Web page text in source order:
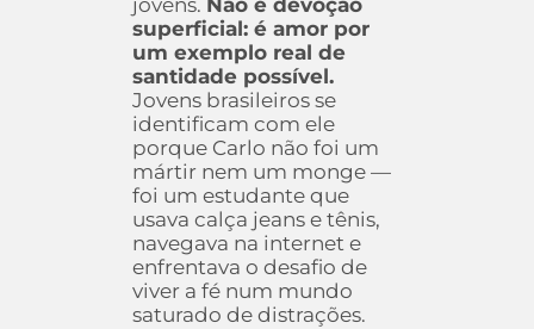
jovens. Não é devoção
superficial: é amor por
um exemplo real de
santidade possível.
Jovens brasileiros se
identificam com ele
porque Carlo não foi um
mártir nem um monge —
foi um estudante que
usava calça jeans e tênis,
navegava na internet e
enfrentava o desafio de
viver a fé num mundo
saturado de distrações.